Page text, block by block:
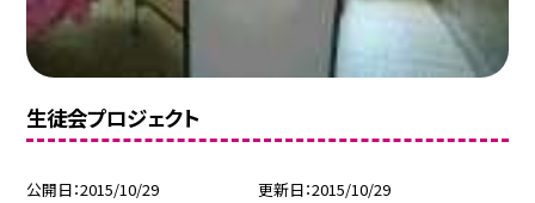
生徒会プロジェクト
公開日 2015/10/29 更新日 2015/10/29